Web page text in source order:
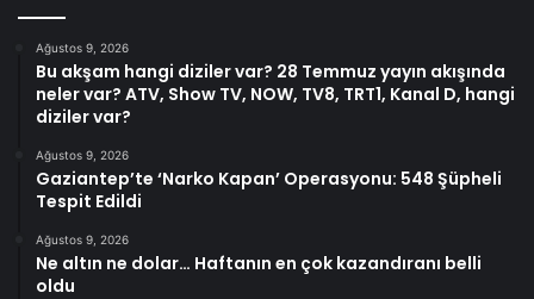
Ağustos 9, 2026
Bu akşam hangi diziler var? 28 Temmuz yayın akışında
neler var? ATV, Show TV, NOW, TV8, TRT1, Kanal D, hangi
diziler var?
Ağustos 9, 2026
Gaziantep’te ‘Narko Kapan’ Operasyonu: 548 Şüpheli
Tespit Edildi
Ağustos 9, 2026
Ne altın ne dolar… Haftanın en çok kazandıranı belli
oldu